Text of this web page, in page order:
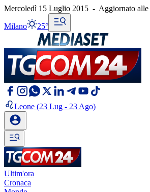
Mercoledì 15 Luglio 2015 - Aggiornato alle
Milano 25°
Leone (23 Lug - 23 Ago)
Ultim'ora
Cronaca